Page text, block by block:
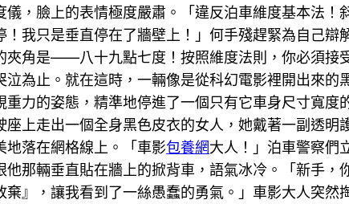
，臉上的表情極度嚴肅。「違反泊車維度基本法
我只是垂直停在了牆壁上！」何手殘趕緊為自己
夾角是——八十九點七度！按照維度法則，你必須接
為止。就在這時，一輛像是從科幻電影裡開出來
力的姿態，精準地停進了一個只有它車身尺寸寬
上走出一個全身黑色皮衣的女人，她戴著一副透
地落在網格線上。「車影包養網大人！」泊車警察們
那輛垂直貼在牆上的掀背車，語氣冰冷。「新手
』，讓我看到了一絲愚蠢的勇氣。」車影大人突然